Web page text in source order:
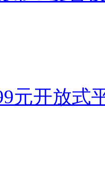
元开放式